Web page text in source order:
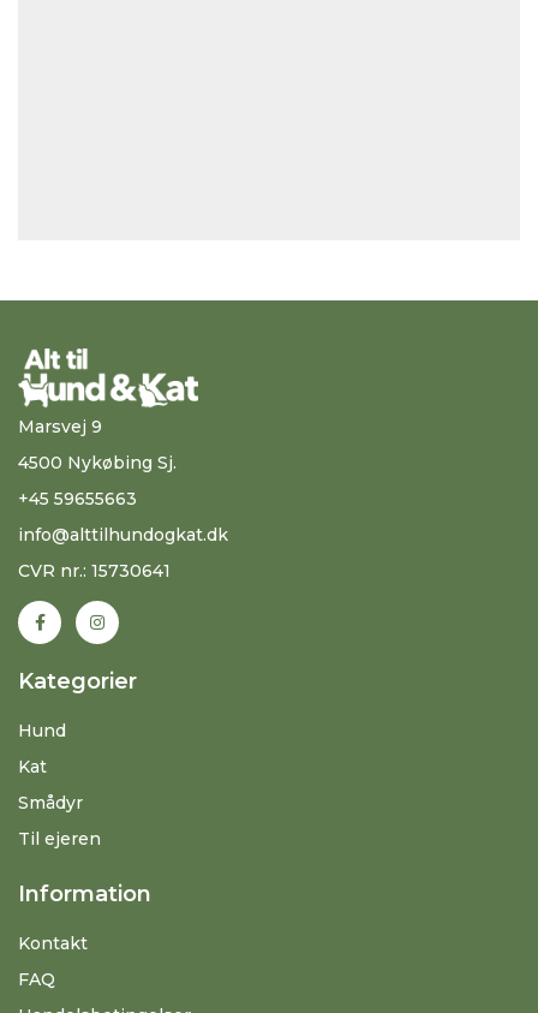
Marsvej 9
4500 Nykøbing Sj.
+45 59655663
info@alttilhundogkat.dk
CVR nr.: 15730641
Kategorier
Hund
Kat
Smådyr
Til ejeren
Information
Kontakt
FAQ